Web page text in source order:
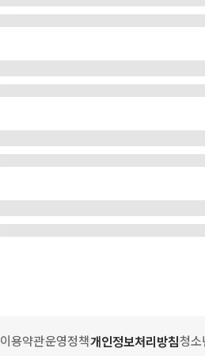
이용약관운영정책개인정보처리방침청소